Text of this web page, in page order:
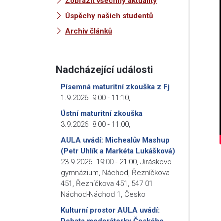
Úspěchy našich studentů
Archiv článků
Nadcházející události
Písemná maturitní zkouška z Fj
1.9.2026 9:00 - 11:10
Ústní maturitní zkouška
3.9.2026 8:00 - 11:00
AULA uvádí: Michealův Mashup
(Petr Uhlík a Markéta Lukášková)
23.9.2026 19:00 - 21:00 Jiráskovo
gymnázium, Náchod, Řezníčkova
451, Řezníčkova 451, 547 01
Náchod-Náchod 1, Česko
Kulturní prostor AULA uvádí: